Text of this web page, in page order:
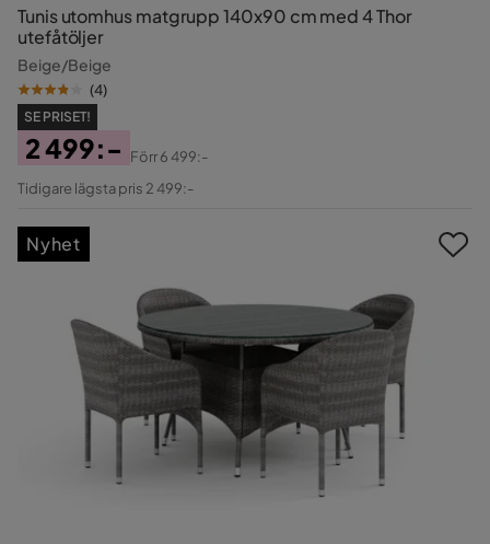
Tunis utomhus matgrupp 140x90 cm med 4 Thor
utefåtöljer
Beige/Beige
(4)
SE PRISET!
Pris
2 499:-
Original
Förr6 499:-
Tidigare lägsta pris 2 499:-
Nyhet